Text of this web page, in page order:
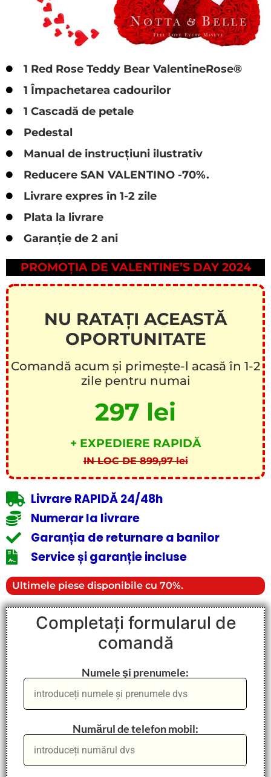
1 Red Rose Teddy Bear ValentineRose®
1 Împachetarea cadourilor
1 Cascadă de petale
Pedestal
Manual de instrucțiuni ilustrativ
Reducere SAN VALENTINO -70%.
Livrare expres în 1-2 zile
Plata la livrare
Garanție de 2 ani
PROMOȚIA DE VALENTINE’S DAY 2024
NU RATAȚI ACEASTĂ
OPORTUNITATE
Comandă acum și primește-l acasă în 1-2
zile pentru numai
297 lei
+ EXPEDIERE RAPIDĂ
IN LOC DE 899,97 lei
Livrare RAPIDĂ 24/48h
Numerar la livrare
Garanția de returnare a banilor
Service și garanție incluse
Ultimele piese disponibile cu 70%.
Completați formularul de
comandă
Numele și prenumele:
Numărul de telefon mobil: